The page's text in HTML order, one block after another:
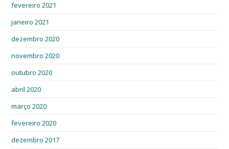
fevereiro 2021
janeiro 2021
dezembro 2020
novembro 2020
outubro 2020
abril 2020
março 2020
fevereiro 2020
dezembro 2017